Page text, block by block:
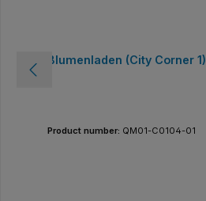
Blumenladen (City Corner 1)
Product number: QM01-C0104-01